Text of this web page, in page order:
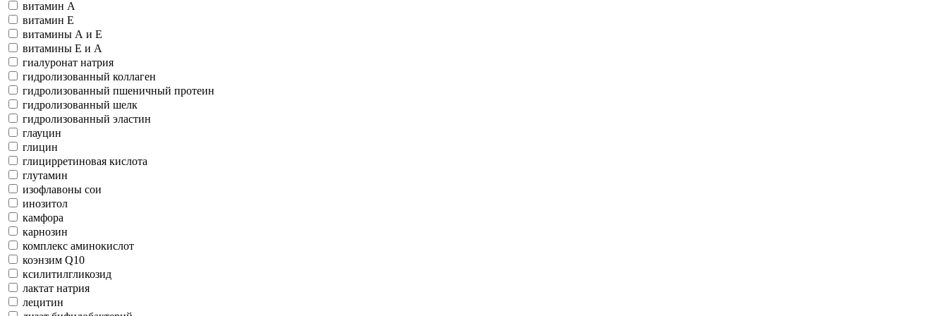
витамин А
витамин Е
витамины А и Е
витамины Е и А
гиалуронат натрия
гидролизованный коллаген
гидролизованный пшеничный протеин
гидролизованный шелк
гидролизованный эластин
глауцин
глицин
глицирретиновая кислота
глутамин
изофлавоны сои
инозитол
камфора
карнозин
комплекс аминокислот
коэнзим Q10
ксилитилгликозид
лактат натрия
лецитин